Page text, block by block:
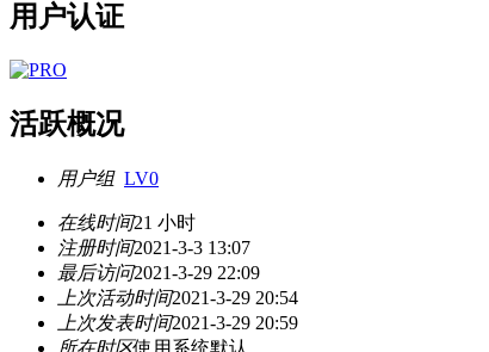
用户认证
活跃概况
用户组 LV0
在线时间21 小时
注册时间2021-3-3 13:07
最后访问2021-3-29 22:09
上次活动时间2021-3-29 20:54
上次发表时间2021-3-29 20:59
所在时区使用系统默认